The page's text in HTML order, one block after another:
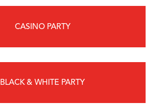
CASINO PARTY
BLACK & WHITE PARTY